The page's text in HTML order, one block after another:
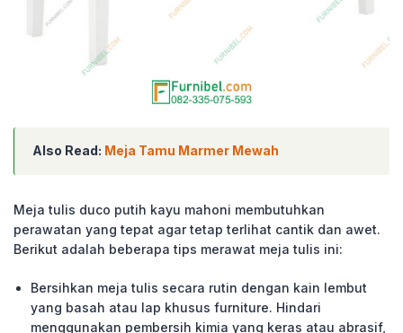
Also Read: Meja Tamu Marmer Mewah
Meja tulis duco putih kayu mahoni membutuhkan
perawatan yang tepat agar tetap terlihat cantik dan awet.
Berikut adalah beberapa tips merawat meja tulis ini:
Bersihkan meja tulis secara rutin dengan kain lembut
yang basah atau lap khusus furniture. Hindari
menggunakan pembersih kimia yang keras atau abrasif,